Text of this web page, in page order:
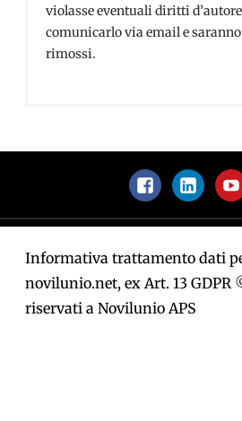
violasse eventuali diritti
comunicarlo via email e
rimossi.
Facebook
Informativa trattamento dati
novilunio.net, ex Art. 13 GDPR
riservati a Novilunio APS